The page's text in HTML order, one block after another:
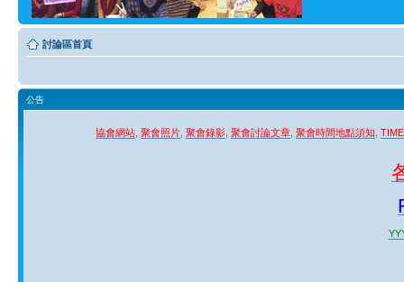
討論區首頁
公告
協會網站 聚會照片 聚會錄影 聚會討論文章 聚會時間地點須知